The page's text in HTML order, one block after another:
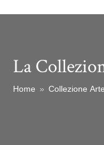
La
Home » Collezione Arte